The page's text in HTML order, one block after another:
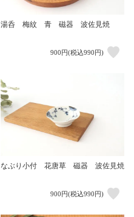
湯呑 梅紋 青 磁器 波佐見焼
900円(税込990円)
なぶり小付 花唐草 磁器 波佐見焼
900円(税込990円)